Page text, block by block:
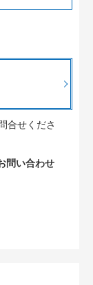
合せくださ
問い合わせ